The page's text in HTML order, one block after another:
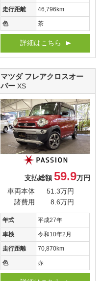
走行距離 46,796km
色 茶
詳細はこちら
マツダ フレアクロスオー
バー XS
支払総額 59.9万円
車両本体
51.3万円
諸費用
8.6万円
年式 平成27年
車検 令和10年2月
走行距離 70,870km
色 赤